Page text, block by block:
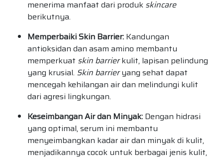
menerima manfaat dari produk skincare
berikutnya.
Memperbaiki Skin Barrier: Kandungan
antioksidan dan asam amino membantu
memperkuat skin barrierkulit, lapisan pelindung
yang krusial. Skin barrieryang sehat dapat
mencegah kehilangan air dan melindungi kulit
dari agresi lingkungan.
Keseimbangan Air dan Minyak: Dengan hidrasi
yang optimal, serum ini membantu
menyeimbangkan kadar air dan minyak di kulit,
menjadikannya cocok untuk berbagai jenis kulit,